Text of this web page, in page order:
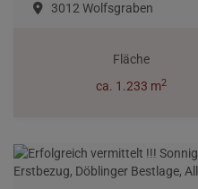
3012 Wolfsgraben
Fläche
ca. 1.233 m2